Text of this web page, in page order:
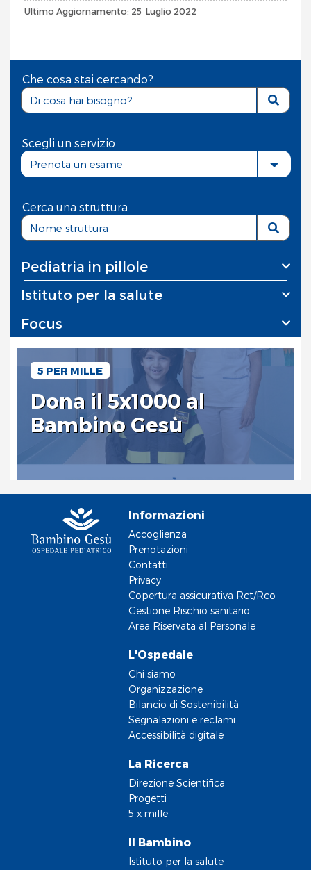
Ultimo Aggiornamento: 25 Luglio 2022
Che cosa stai cercando?
Scegli un servizio
Prenota un esame
Cerca una struttura
Pediatria in pillole
Istituto per la salute
Focus
5 PER MILLE
Dona il 5x1000 al
Bambino Gesù
Informazioni
Accoglienza
Prenotazioni
Contatti
Privacy
Copertura assicurativa Rct/Rco
Gestione Rischio sanitario
Area Riservata al Personale
L'Ospedale
Chi siamo
Organizzazione
Bilancio di Sostenibilità
Segnalazioni e reclami
Accessibilità digitale
La Ricerca
Direzione Scientifica
Progetti
5 x mille
Il Bambino
Istituto per la salute